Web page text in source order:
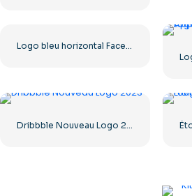
Logo bleu horizontal Facebook
Dribbble Nouveau Logo 2023